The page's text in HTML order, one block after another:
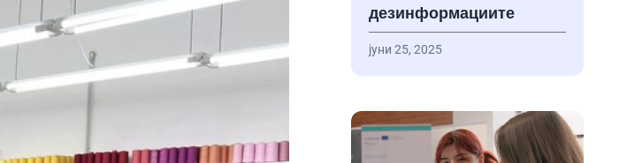
дезинформациите
јуни 25, 2025